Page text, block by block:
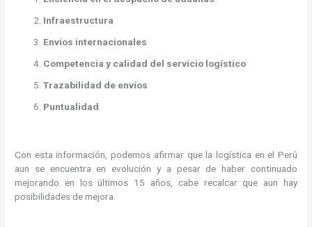
Infraestructura
Envíos internacionales
Competencia y calidad del servicio logístico
Trazabilidad de envíos
Puntualidad
Con esta información, podemos afirmar que la logística en el Perú
aun se encuentra en evolución y a pesar de haber continuado
mejorando en los últimos 15 años, cabe recalcar que aun hay
posibilidades de mejora.